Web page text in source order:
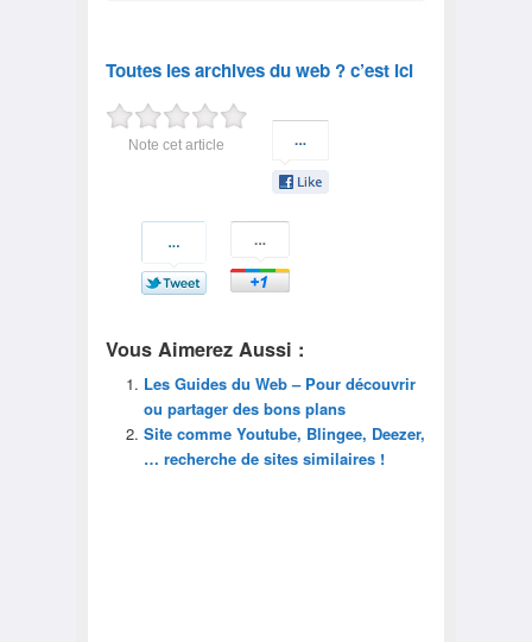
Toutes les archives du web ? c’est ici
Note cet article
Vous Aimerez Aussi :
Les Guides du Web – Pour découvrir
ou partager des bons plans
Site comme Youtube, Blingee, Deezer,
… recherche de sites similaires !